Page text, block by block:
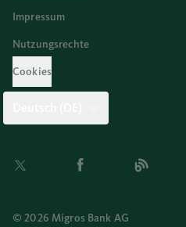
Impressum
Nutzungsrechte
Cookies
Twitter Facebook Blog
© 2026 Migros Bank AG